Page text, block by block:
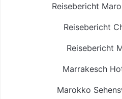
Reisebericht
Reisebericht
Reisebericht
Marrakesch
Marokko